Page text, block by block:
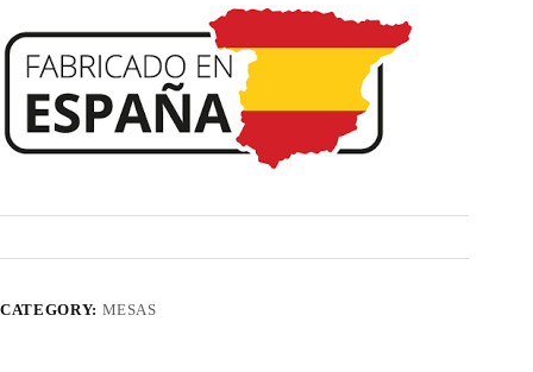
CATEGORY: MESAS